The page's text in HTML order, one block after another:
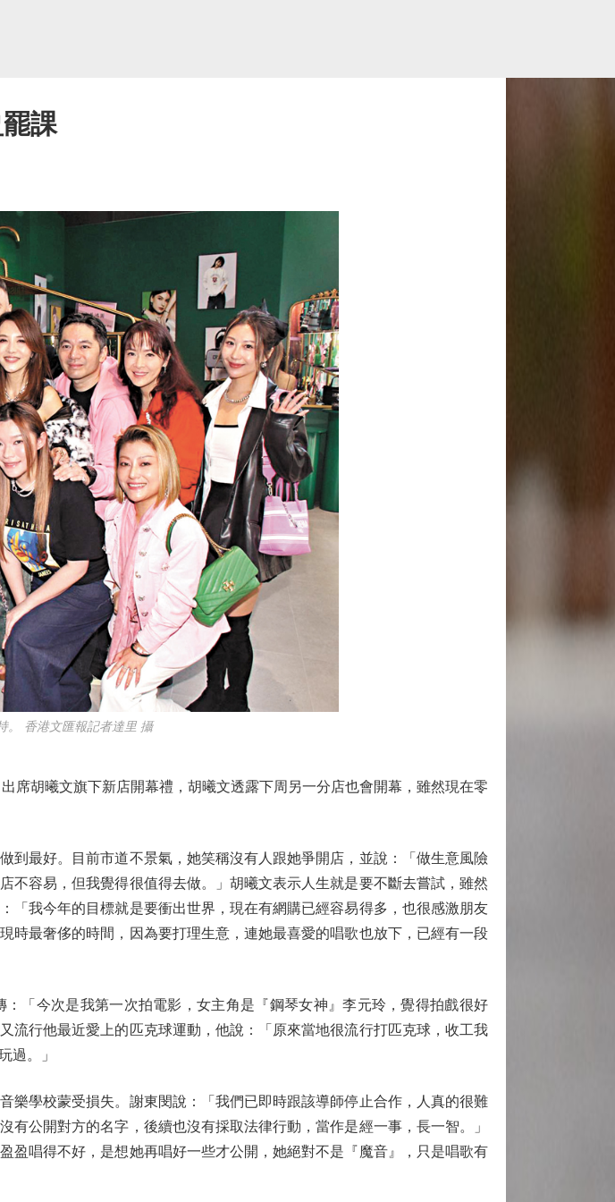
課
。 香港文匯報記者達里 攝
胡曦文旗下新店開幕禮，胡曦文透露下周另一分店也會開幕，雖然現在零
最好。目前市道不景氣，她笑稱沒有人跟她爭開店，並說：「做生意風險
容易，但我覺得很值得去做。」胡曦文表示人生就是要不斷去嘗試，雖然
「我今年的目標就是要衝出世界，現在有網購已經容易得多，也很感激朋友
時最奢侈的時間，因為要打理生意，連她最喜愛的唱歌也放下，已經有一段
今次是我第一次拍電影，女主角是『鋼琴女神』李元玲，覺得拍戲很好
流行他最近愛上的匹克球運動，他說：「原來當地很流行打匹克球，收工我
過。」
學校蒙受損失。謝東閔說：「我們已即時跟該導師停止合作，人真的很難
公開對方的名字，後續也沒有採取法律行動，當作是經一事，長一智。」
盈唱得不好，是想她再唱好一些才公開，她絕對不是『魔音』，只是唱歌有